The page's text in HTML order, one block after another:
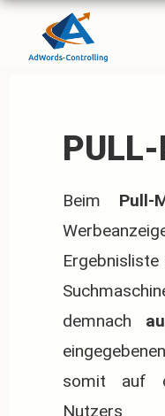
Beim Pull-
demnach
somit auf